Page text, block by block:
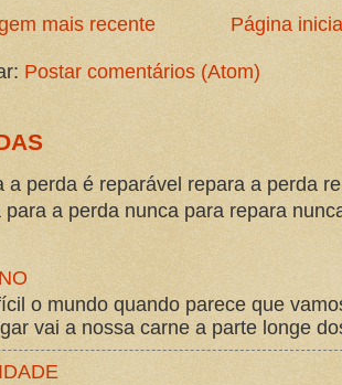
mais recente Página
Postar comentários (Atom)
a perda é reparável repara a perda
para a perda nunca para repara
o mundo quando parece que
vai a nossa carne a parte longe